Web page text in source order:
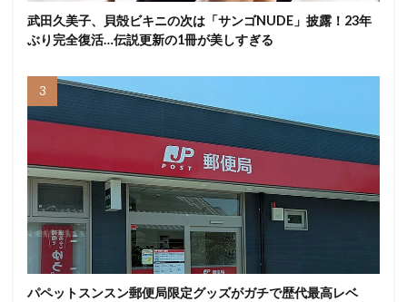
武田久美子、貝殻ビキニの次は「サンゴNUDE」披露！23年
ぶり完全復活…伝説更新の1冊が美しすぎる
パペットスンスン郵便局限定グッズがガチで歴代最高レベ